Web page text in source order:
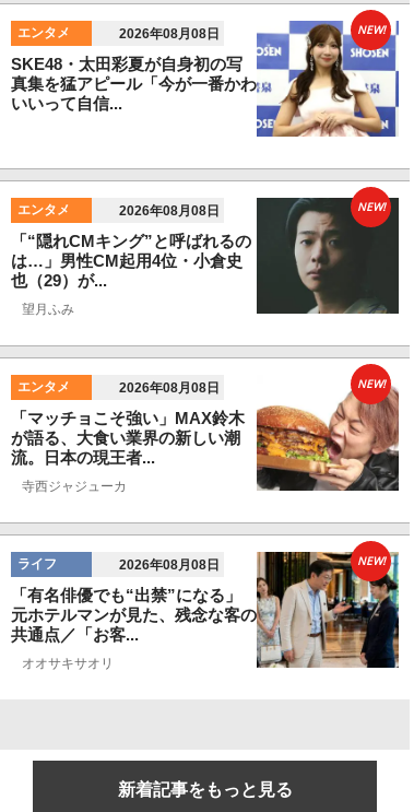
エンタメ 2026年08月08日
SKE48・太田彩夏が自身初の写
真集を猛アピール「今が一番かわ
いいって自信...
NEW!
エンタメ 2026年08月08日
「“隠れCMキング”と呼ばれるの
は…」男性CM起用4位・小倉史
也（29）が...
望月ふみ
NEW!
エンタメ 2026年08月08日
「マッチョこそ強い」MAX鈴木
が語る、大食い業界の新しい潮
流。日本の現王者...
寺西ジャジューカ
NEW!
ライフ 2026年08月08日
「有名俳優でも“出禁”になる」
元ホテルマンが見た、残念な客の
共通点／「お客...
オオサキサオリ
NEW!
新着記事をもっと見る